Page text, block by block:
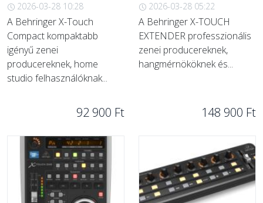
2026-03-28 10:28
A Behringer X-Touch
Compact kompaktabb
igényű zenei
producereknek, home
studio felhasználóknak...
92 900 Ft
2026-03-28 05:22
A Behringer X-TOUCH
EXTENDER professzionális
zenei producereknek,
hangmérnököknek és...
148 900 Ft